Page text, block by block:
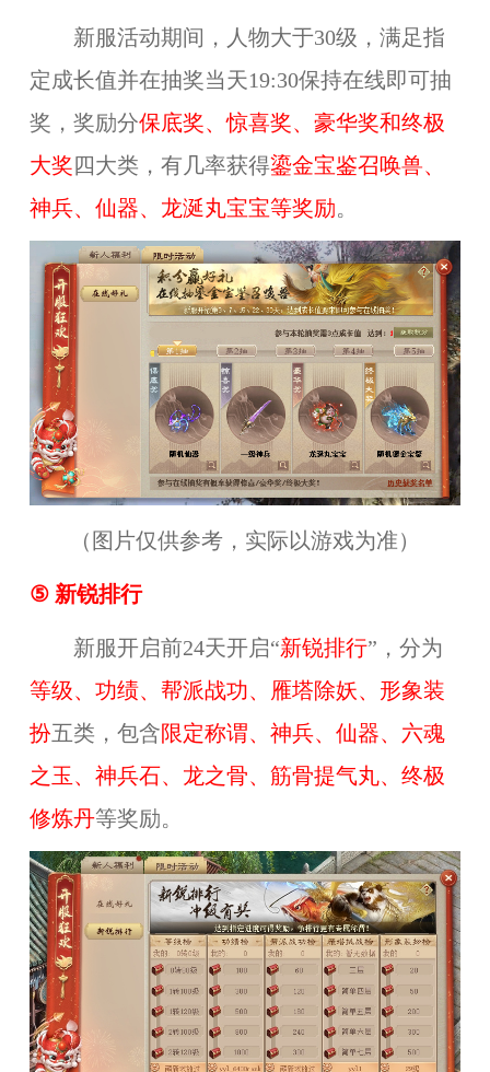
新服活动期间，人物大于30级，满足指
定成长值并在抽奖当天19:30保持在线即可抽
奖，奖励分保底奖、惊喜奖、豪华奖和终极
大奖 四大类，有几率获得鎏金宝鉴召唤兽、
神兵、仙器、龙涎丸宝宝等奖励。
（图片仅供参考，实际以游戏为准）
⑤ 新锐排行
新服开启前24天开启“新锐排行”，分为
等级、功绩、帮派战功、雁塔除妖、形象装
扮五类，包含限定称谓、神兵、仙器、六魂
之玉、神兵石、龙之骨、筋骨提气丸、终极
修炼丹等奖励。